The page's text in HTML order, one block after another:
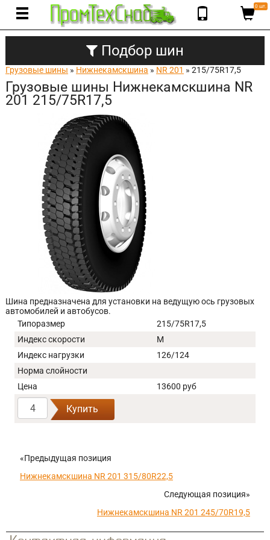
0 шт.
Подбор шин
Грузовые шины » Нижнекамскшина » NR 201 » 215/75R17,5
Грузовые шины Нижнекамскшина NR
201 215/75R17,5
Шина предназначена для установки на ведущую ось грузовых
автомобилей и автобусов.
Типоразмер
215/75R17,5
Индекс скорости
M
Индекс нагрузки
126/124
Норма слойности
Цена
13600 руб
Купить
«Предыдущая позиция
Нижнекамскшина NR 201 315/80R22,5
Следующая позиция»
Нижнекамскшина NR 201 245/70R19,5